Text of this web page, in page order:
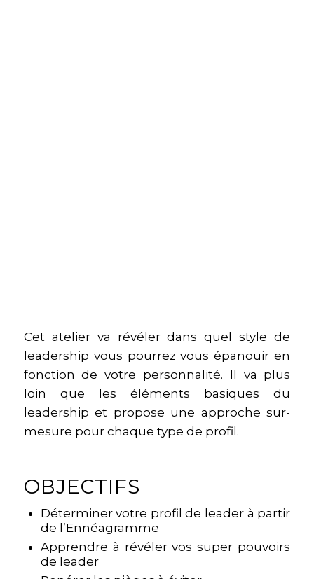
Cet atelier va révéler dans quel style de
leadership vous pourrez vous épanouir en
fonction de votre personnalité. Il va plus
loin que les éléments basiques du
leadership et propose une approche sur-
mesure pour chaque type de profil.
OBJECTIFS
Déterminer votre profil de leader à partir
de l’Ennéagramme
Apprendre à révéler vos super pouvoirs
de leader